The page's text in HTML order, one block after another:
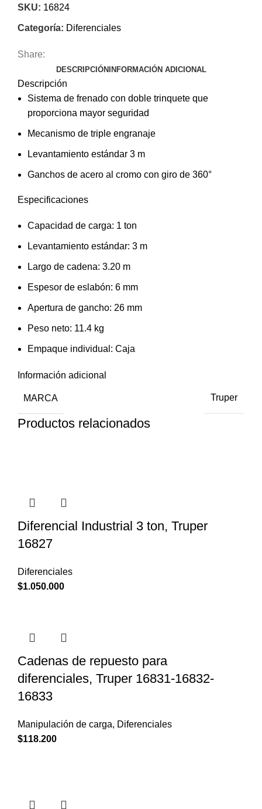
SKU: 16824
Categoría: Diferenciales
Share:
DESCRIPCIÓNINFORMACIÓN ADICIONAL
Descripción
Sistema de frenado con doble trinquete que
proporciona mayor seguridad
Mecanismo de triple engranaje
Levantamiento estándar 3 m
Ganchos de acero al cromo con giro de 360°
Especificaciones
Capacidad de carga: 1 ton
Levantamiento estándar: 3 m
Largo de cadena: 3.20 m
Espesor de eslabón: 6 mm
Apertura de gancho: 26 mm
Peso neto: 11.4 kg
Empaque individual: Caja
Información adicional
MARCA Truper
Productos relacionados
Diferencial Industrial 3 ton, Truper
16827
Diferenciales
$1.050.000
Cadenas de repuesto para
diferenciales, Truper 16831-16832-
16833
Manipulación de carga, Diferenciales
$118.200